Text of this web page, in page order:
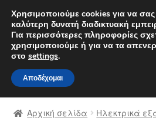
ΑΠΟΣΤΟΛΗ από 7
Δευτέρα-Παρ. 9 π.μ. - 4
Απευθείας
μετάβαση
στην
πλοήγηση
Μετάβαση
σε
περιεχόμενο
Αρχική
Αρχική σελίδα Ηλεκτρικά
Χρησιμοποιούμε cookies για να
καλύτερη δυνατή διαδικτυακή
Για περισσότερες πληροφορίες
χρησιμοποιούμε ή για να τα
στο settings.
Αποδέχομαι